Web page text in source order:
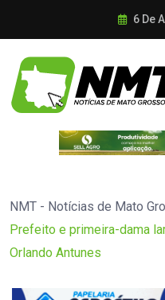
6 De
NMT - Notícias de Mato
Prefeito e primeira-dama
Orlando Antunes